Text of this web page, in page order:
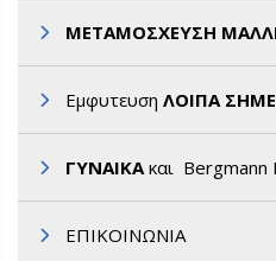
ΜΕΤΑΜΟΣΧΕΥΣΗ
Εμφυτευση ΛΟΙΠΑ
ΓΥΝΑΙΚΑ και Bergmann
ΕΠΙΚΟΙΝΩΝΙΑ